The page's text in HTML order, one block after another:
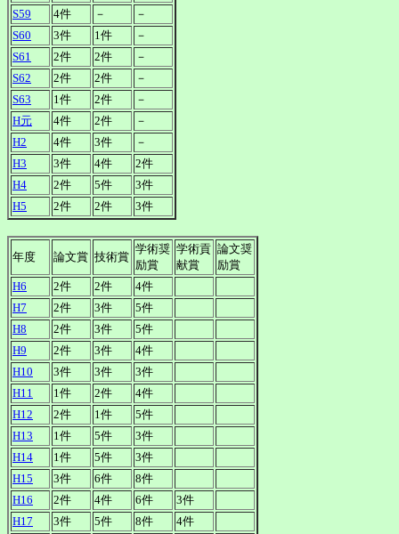
S59
4件 －
－
S60
3件 1件
－
S61
2件 2件
－
S62
2件 2件
－
S63
1件 2件
－
H元
4件 2件
－
H2
4件 3件
－
H3
3件 4件
2件
H4
2件 5件
3件
H5
2件 2件 3件
年度 論文賞 技術賞
学術奨
励賞
学術貢
献賞
論文奨
励賞
H6
2件 2件
4件
H7
2件 3件
5件
H8
2件 3件
5件
H9
2件 3件
4件
H10
3件 3件
3件
H11
1件 2件
4件
H12
2件 1件
5件
H13
1件 5件
3件
H14
1件 5件
3件
H15
3件 6件
8件
H16
2件 4件 6件
3件
H17
3件 5件 8件
4件